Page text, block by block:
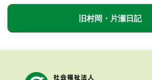
旧村岡・片瀬日記